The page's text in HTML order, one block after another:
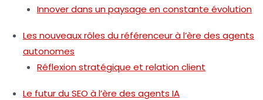
Innover dans un paysage en constante évolution
Les nouveaux rôles du référenceur à l’ère des agents
autonomes
Réflexion stratégique et relation client
Le futur du SEO à l’ère des agents IA